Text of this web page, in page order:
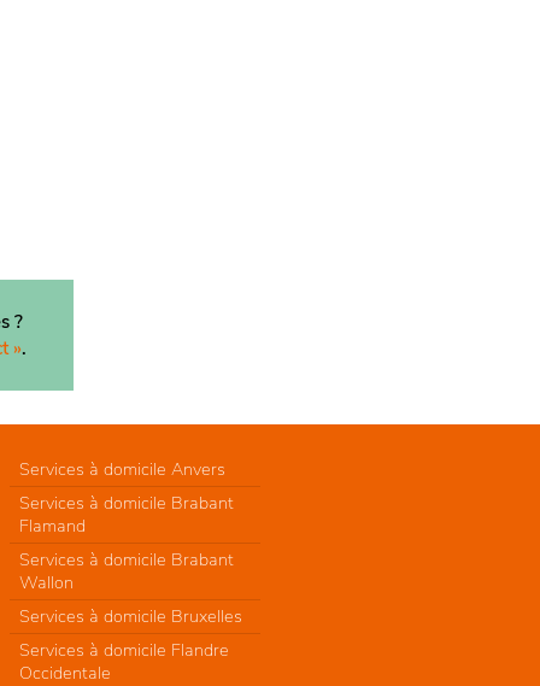
?
».
Services à domicile Anvers
Services à domicile Brabant
Flamand
Services à domicile Brabant
Wallon
Services à domicile Bruxelles
Services à domicile Flandre
Occidentale